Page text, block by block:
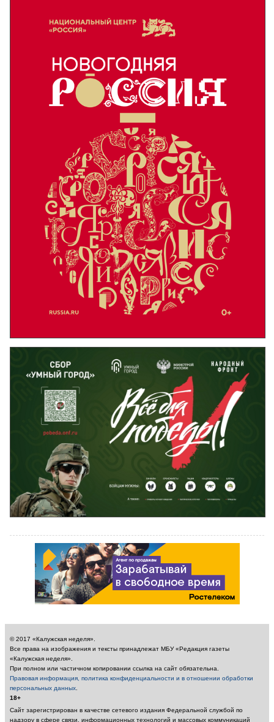
© 2017 «Калужская неделя».
Все права на изображения и тексты принадлежат МБУ «Редакция газеты
«Калужская неделя».
При полном или частичном копировании ссылка на сайт обязательна.
Правовая информация, политика конфиденциальности и в отношении обработки
персональных данных
18+
Сайт зарегистрирован в качестве сетевого издания Федеральной службой по
надзору в сфере связи, информационных технологий и массовых коммуникаций